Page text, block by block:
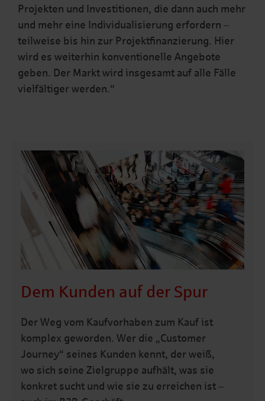
Projekten und Investitionen, die dann auch mehr
und mehr eine Individualisierung erfordern –
teilweise bis hin zur Projektfinanzierung. Hier
wird es weiterhin konventionelle Angebote
geben. Der Markt wird insgesamt auf alle Fälle
vielfältiger werden.“
Dem Kunden auf der Spur
Der Weg vom Kaufvorhaben zum Kauf ist
komplex geworden. Wer die „Customer
Journey“ seines Kunden kennt, der weiß,
wo sich seine Zielgruppe aufhält, was sie
konkret sucht und wie sie zu erreichen ist –